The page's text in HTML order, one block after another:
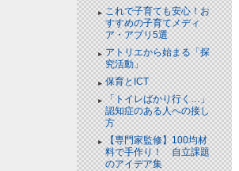
これで子育ても安心！お
すすめの子育てメディ
ア・アプリ5選
アトリエから始まる「探
究活動」
保育とICT
「トイレばかり行く…」
認知症のある人への接し
方
【専門家監修】100均材
料で手作り！ 自立課題
のアイデア集